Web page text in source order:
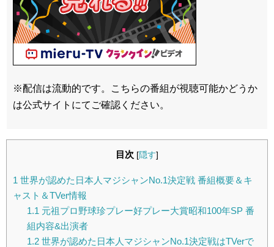
※配信は流動的です。こちらの番組が視聴可能かどうか
は公式サイトにてご確認ください。
目次 [隠す]
1 世界が認めた日本人マジシャンNo.1決定戦 番組概要＆キ
ャスト＆TVer情報
1.1 元祖プロ野球珍プレー好プレー大賞昭和100年SP 番
組内容&出演者
1.2世界が認めた日本人マジシャンNo.1決定戦はTVerで